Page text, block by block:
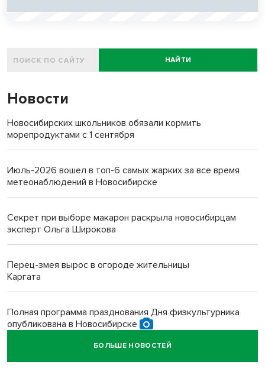
НАЙТИ
Новости
Новосибирских школьников обязали кормить
морепродуктами с 1 сентября
Июль-2026 вошел в топ-6 самых жарких за все время
метеонаблюдений в Новосибирске
Секрет при выборе макарон раскрыла новосибирцам
эксперт Ольга Широкова
Перец-змея вырос в огороде жительницы
Каргата
Полная программа празднования Дня физкультурника
опубликована в Новосибирске
БОЛЬШЕ НОВОСТЕЙ